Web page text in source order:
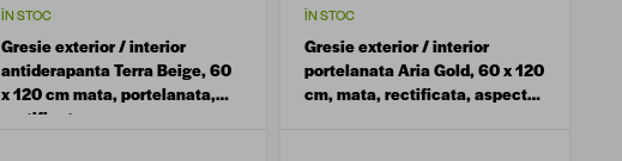
ÎN STOC
Gresie exterior / interior
antiderapanta Terra Beige, 60
x 120 cm mata, portelanata,
rectificata
ÎN STOC
Gresie exterior / interior
portelanata Aria Gold, 60 x 120
cm, mata, rectificata, aspect